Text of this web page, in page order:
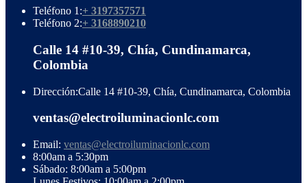
Teléfono 1:+ 3197357571
Teléfono 2:+ 3168890210
Calle 14 #10-39, Chía, Cundinamarca,
Colombia
Dirección:Calle 14 #10-39, Chía, Cundinamarca, Colombia
ventas@electroiluminacionlc.com
Email: ventas@electroiluminacionlc.com
8:00am a 5:30pm
Sábado: 8:00am a 5:00pm